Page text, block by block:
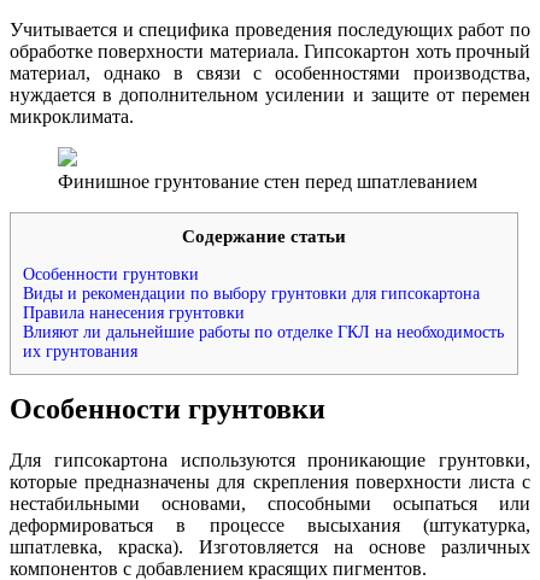
Учитывается и специфика проведения последующих работ по
обработке поверхности материала. Гипсокартон хоть прочный
материал, однако в связи с особенностями производства,
нуждается в дополнительном усилении и защите от перемен
микроклимата.
Финишное грунтование стен перед шпатлеванием
Содержание статьи
Особенности грунтовки
Виды и рекомендации по выбору грунтовки для гипсокартона
Правила нанесения грунтовки
Влияют ли дальнейшие работы по отделке ГКЛ на необходимость
их грунтования
Особенности грунтовки
Для гипсокартона используются проникающие грунтовки,
которые предназначены для скрепления поверхности листа с
нестабильными основами, способными осыпаться или
деформироваться в процессе высыхания (штукатурка,
шпатлевка, краска). Изготовляется на основе различных
компонентов с добавлением красящих пигментов.